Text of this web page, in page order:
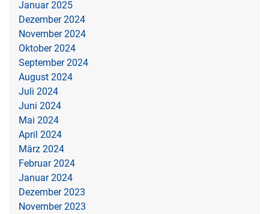
Januar 2025
Dezember 2024
November 2024
Oktober 2024
September 2024
August 2024
Juli 2024
Juni 2024
Mai 2024
April 2024
März 2024
Februar 2024
Januar 2024
Dezember 2023
November 2023